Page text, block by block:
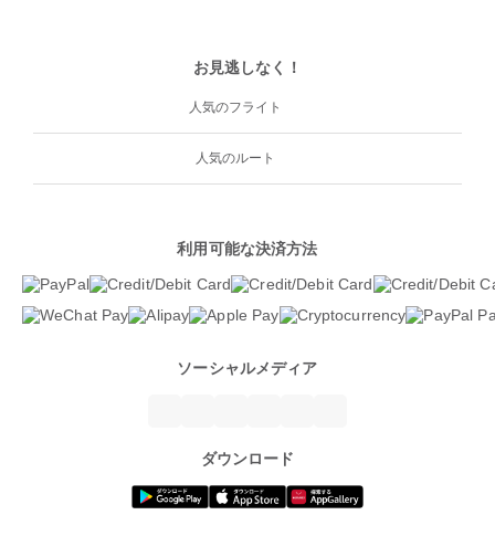
お見逃しなく！
人気のフライト
人気のルート
利用可能な決済方法
ソーシャルメディア
ダウンロード